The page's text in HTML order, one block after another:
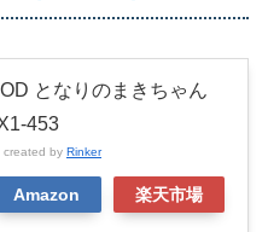
となりのまきちゃん
453
created by Rinker
Amazon 楽天市場